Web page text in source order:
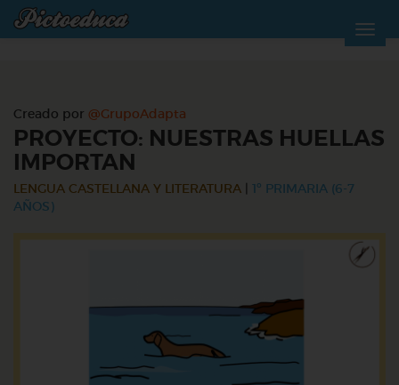
Creado por @GrupoAdapta
PROYECTO: NUESTRAS HUELLAS
IMPORTAN
LENGUA CASTELLANA Y LITERATURA
1º PRIMARIA (6-7
AÑOS)